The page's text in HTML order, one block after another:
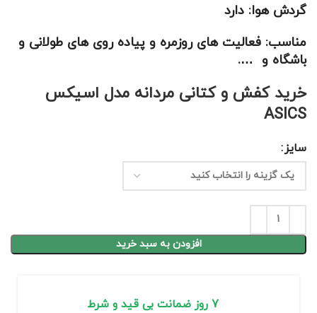
گردش هوا: دارد
مناسب: فعالیت های روزمره و پیاده روی های طولانی و
باشگاه و ….
خرید کفش و کتانی مردانه مدل اسیکس
ASICS
سایز
افزودن به سبد خرید
7 روز ضمانت بی قید و شرط